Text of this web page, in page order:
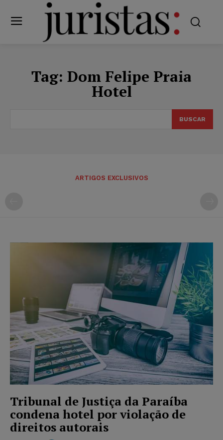
Tag: Dom Felipe Praia
Hotel
BUSCAR
ARTIGOS EXCLUSIVOS
Tribunal de Justiça da Paraíba
condena hotel por violação de
direitos autorais